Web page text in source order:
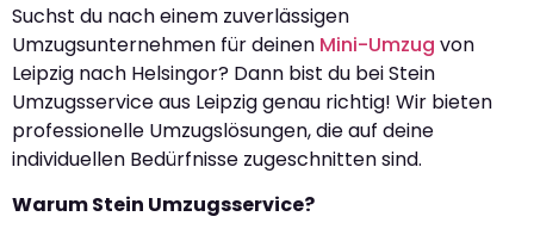
Suchst du nach einem zuverlässigen
Umzugsunternehmen für deinen Mini-Umzug von
Leipzig nach Helsingor? Dann bist du bei Stein
Umzugsservice aus Leipzig genau richtig! Wir bieten
professionelle Umzugslösungen, die auf deine
individuellen Bedürfnisse zugeschnitten sind.
Warum Stein Umzugsservice?